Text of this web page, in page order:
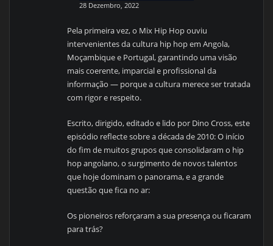
28 Dezembro, 2022
Pela primeira vez, o Mix Hip Hop ouviu
intervenientes da cultura hip hop em Angola,
Moçambique e Portugal, garantindo uma visão
mais coerente, imparcial e profissional da
informação — porque a cultura merece ser tratada
com rigor e respeito.
Escrito, dirigido, editado e lido por Dino Cross, este
episódio reflecte sobre a década de 2010: O início
do fim de muitos grupos que consolidaram o hip
hop angolano, o surgimento de novos talentos
que hoje dominam o panorama, e a grande
questão que fica no ar:
Os pioneiros reforçaram a sua presença ou ficaram
para trás?